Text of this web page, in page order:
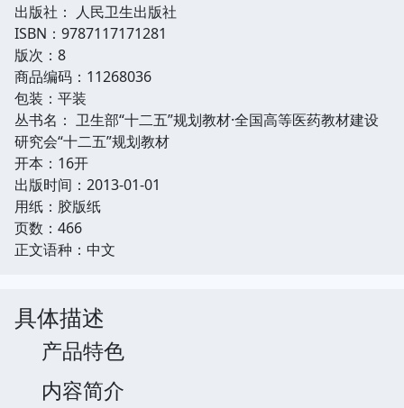
出版社： 人民卫生出版社
ISBN：9787117171281
版次：8
商品编码：11268036
包装：平装
丛书名： 卫生部“十二五”规划教材·全国高等医药教材建设
研究会“十二五”规划教材
开本：16开
出版时间：2013-01-01
用纸：胶版纸
页数：466
正文语种：中文
具体描述
产品特色
内容简介